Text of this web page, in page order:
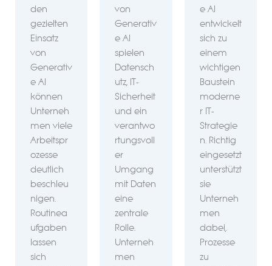
den
gezielten
Einsatz
von
Generativ
e AI
können
Unterneh
men viele
Arbeitspr
ozesse
deutlich
beschleu
nigen.
Routinea
ufgaben
lassen
sich
von
Generativ
e AI
spielen
Datensch
utz, IT-
Sicherheit
und ein
verantwo
rtungsvoll
er
Umgang
mit Daten
eine
zentrale
Rolle.
Unterneh
men
e AI
entwickelt
sich zu
einem
wichtigen
Baustein
moderne
r IT-
Strategie
n. Richtig
eingesetzt
unterstützt
sie
Unterneh
men
dabei,
Prozesse
zu